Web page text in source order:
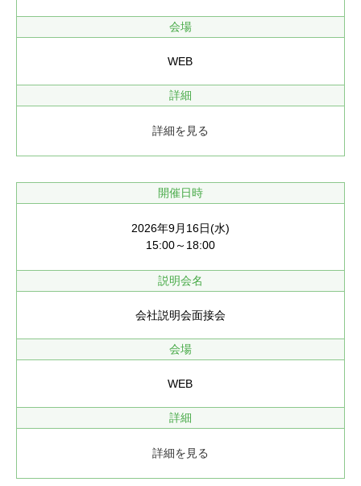
会場
WEB
詳細
詳細を見る
開催日時
2026年9月16日(水)
15:00～18:00
説明会名
会社説明会面接会
会場
WEB
詳細
詳細を見る